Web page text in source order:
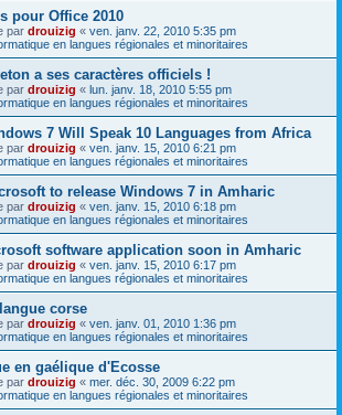
pour Office 2010
par drouizig « ven. janv. 22, 2010 5:35 pm
en langues régionales et minoritaires
a ses caractères officiels !
par drouizig « lun. janv. 18, 2010 5:55 pm
en langues régionales et minoritaires
7 Will Speak 10 Languages from Africa
par drouizig « ven. janv. 15, 2010 6:21 pm
en langues régionales et minoritaires
to release Windows 7 in Amharic
par drouizig « ven. janv. 15, 2010 6:18 pm
en langues régionales et minoritaires
software application soon in Amharic
par drouizig « ven. janv. 15, 2010 6:17 pm
en langues régionales et minoritaires
corse
par drouizig « ven. janv. 01, 2010 1:36 pm
en langues régionales et minoritaires
en gaélique d'Ecosse
par drouizig « mer. déc. 30, 2009 6:22 pm
en langues régionales et minoritaires